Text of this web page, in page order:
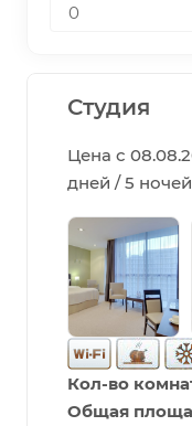
Студия
Цена с
дней / 5 ночей
Кол-во
Общая